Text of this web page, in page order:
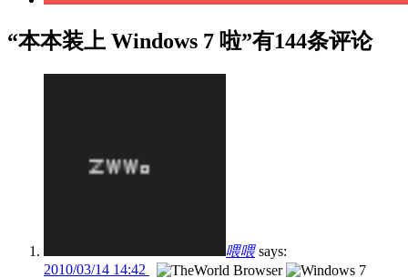
“本本装上 Windows 7 啦”有144条评论
喂喂 says:
2010/03/14 14:42